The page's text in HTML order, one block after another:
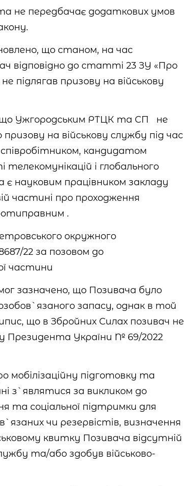
не передбачає додаткових умов
що станом, на час
відповідно до статті 23 ЗУ «Про
підлягав призову на військову
що Ужгородським РТЦК та СП не
на військову службу під час
співробітником, кандидатом
і глобального
науковим працівником закладу
частині про проходження
.
окружного
22 за позовом до
частини
зазначено, що Позивача було
запасу, однак в той
що в Збройних Силах позивач не
Президента України № 69/2022
мобілізаційну підготовку та
з`являтися за викликом до
та соціальної підтримки для
чи резервістів, визначення
квитку Позивача відсутній
та/або здобув військово-